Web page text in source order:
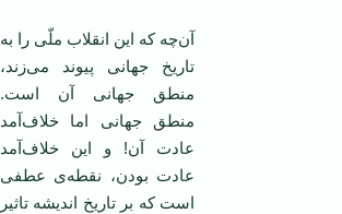
آن‌چه که این انقلاب ملّی را به
تاریخ جهانی پیوند می‌زند،
منطق جهانی آن است.
منطق جهانی اما خلاف‌آمد
عادت آن! و این خلاف‌آمد
عادت بودن، نقطه‌ی عطفی
است که بر تاریخ اندیشه تاثیر